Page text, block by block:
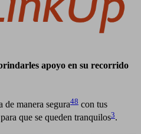
apoyo en su recorrido
de manera segura48 con tus
que se queden tranquilos3.